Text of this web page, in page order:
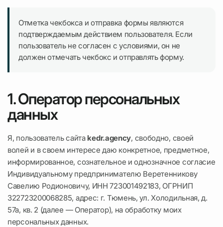
Отметка чекбокса и отправка формы являются
подтверждаемым действием пользователя. Если
пользователь не согласен с условиями, он не
должен отмечать чекбокс и отправлять форму.
1. Оператор персональных
данных
Я, пользователь сайта kedr.agency, свободно, своей
волей и в своем интересе даю конкретное, предметное,
информированное, сознательное и однозначное согласие
Индивидуальному предпринимателю Веретенникову
Савелию Родионовичу, ИНН 723001492183, ОГРНИП
322723200068285, адрес: г. Тюмень, ул. Холодильная, д.
57а, кв. 2 (далее — Оператор), на обработку моих
персональных данных.